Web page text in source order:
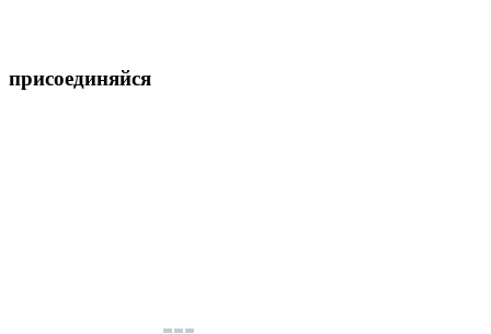
присоединяйся